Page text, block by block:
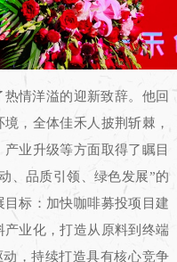
情洋溢的迎新致辞。他回
，全体佳禾人披荆斩棘，
业升级等方面取得了瞩目
、品质引领、绿色发展”的
标：加快咖啡募投项目建
业化，打造从原料到终端
，持续打造具有核心竞争